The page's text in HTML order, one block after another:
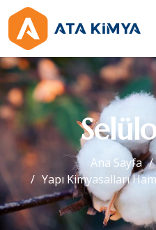
Ana Sayfa
Yapı Kimyasalları